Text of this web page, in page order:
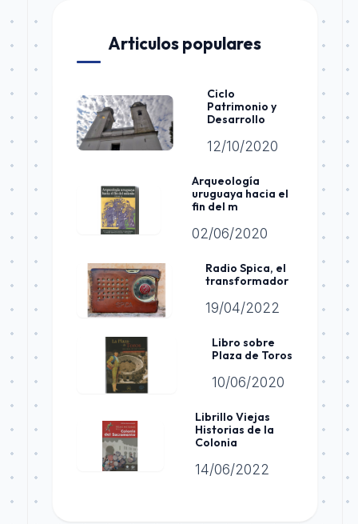
Articulos populares
Ciclo
Patrimonio y
Desarrollo
12/10/2020
Arqueología
uruguaya hacia el
fin del m
02/06/2020
Radio Spica, el
transformador
19/04/2022
Libro sobre
Plaza de Toros
10/06/2020
Librillo Viejas
Historias de la
Colonia
14/06/2022